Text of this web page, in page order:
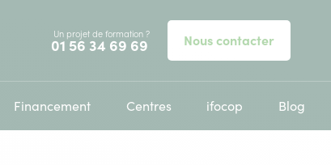
Un projet de formation ?
Appelez-nous au
01 56 34 69 69 Nous contacter
Financement Centres ifocop Blog